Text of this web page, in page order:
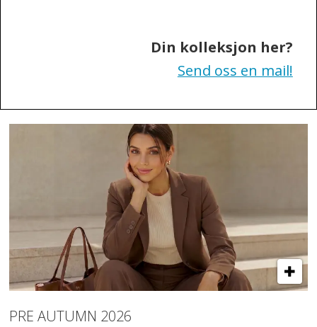
Din kolleksjon her?
Send oss en mail!
PRE AUTUMN 2026